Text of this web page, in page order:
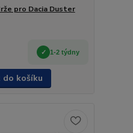
pro Dacia Duster
1-2 týdny
do košíku